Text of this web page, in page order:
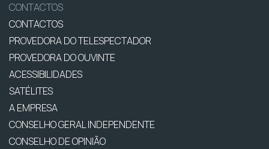
CONTACTOS
CONTACTOS
PROVEDORA DO TELESPECTADOR
PROVEDORA DO OUVINTE
ACESSIBILIDADES
SATÉLITES
A EMPRESA
CONSELHO GERAL INDEPENDENTE
CONSELHO DE OPINIÃO